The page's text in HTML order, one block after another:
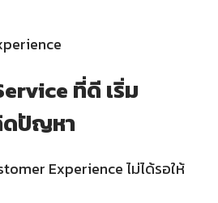
ที่ดี เริ่ม
ปัญหา
Experience ไม่ได้รอให้